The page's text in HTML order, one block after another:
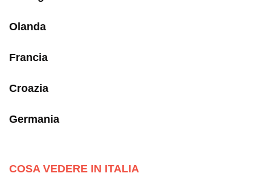
Olanda
Francia
Croazia
Germania
COSA VEDERE IN ITALIA